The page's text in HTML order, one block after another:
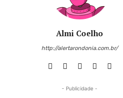
Almi Coelho
http://alertarondonia.com.br/
- Publicidade -